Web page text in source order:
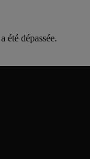
été dépassée.